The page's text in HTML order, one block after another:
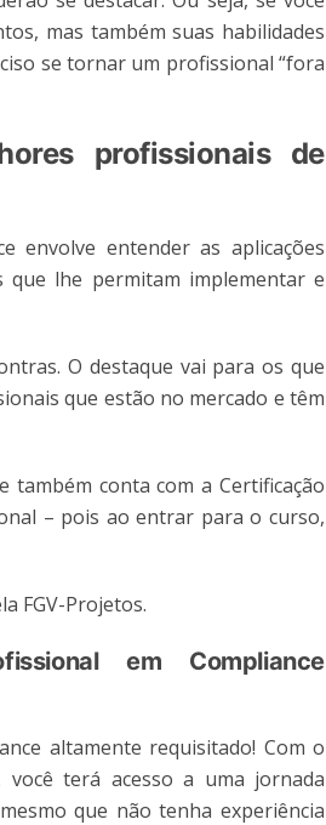
mas também suas habilidades
se tornar um profissional “fora
profissionais de
envolve entender as aplicações
que lhe permitam implementar e
O destaque vai para os que
que estão no mercado e têm
também conta com a Certificação
– pois ao entrar para o curso,
FGV-Projetos.
em Compliance
altamente requisitado! Com o
você terá acesso a uma jornada
que não tenha experiência